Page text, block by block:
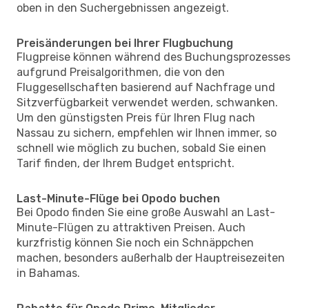
oben in den Suchergebnissen angezeigt.
Preisänderungen bei Ihrer Flugbuchung
Flugpreise können während des Buchungsprozesses
aufgrund Preisalgorithmen, die von den
Fluggesellschaften basierend auf Nachfrage und
Sitzverfügbarkeit verwendet werden, schwanken.
Um den günstigsten Preis für Ihren Flug nach
Nassau zu sichern, empfehlen wir Ihnen immer, so
schnell wie möglich zu buchen, sobald Sie einen
Tarif finden, der Ihrem Budget entspricht.
Last-Minute-Flüge bei Opodo buchen
Bei Opodo finden Sie eine große Auswahl an Last-
Minute-Flügen zu attraktiven Preisen. Auch
kurzfristig können Sie noch ein Schnäppchen
machen, besonders außerhalb der Hauptreisezeiten
in Bahamas.